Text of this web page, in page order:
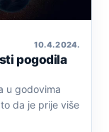
10. 4. 2024.
pogodila
u godovima
da je prije više